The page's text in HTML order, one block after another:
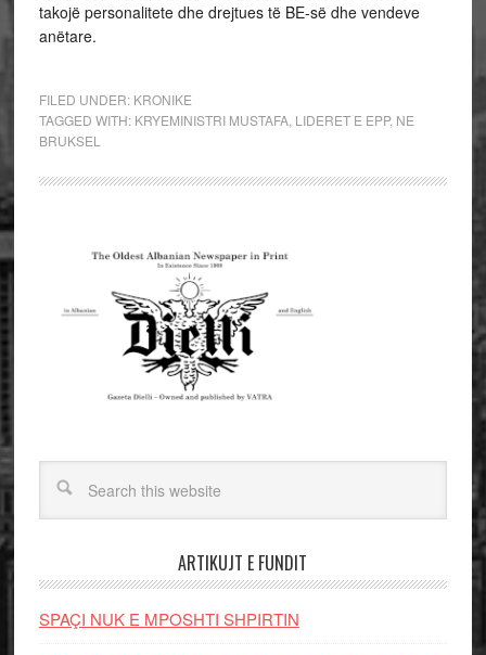
takojë personalitete dhe drejtues të BE-së dhe vendeve
anëtare.
FILED UNDER: KRONIKE
TAGGED WITH: KRYEMINISTRI MUSTAFA, LIDERET E EPP, NE
BRUKSEL
ARTIKUJT E FUNDIT
SPAÇI NUK E MPOSHTI SHPIRTIN